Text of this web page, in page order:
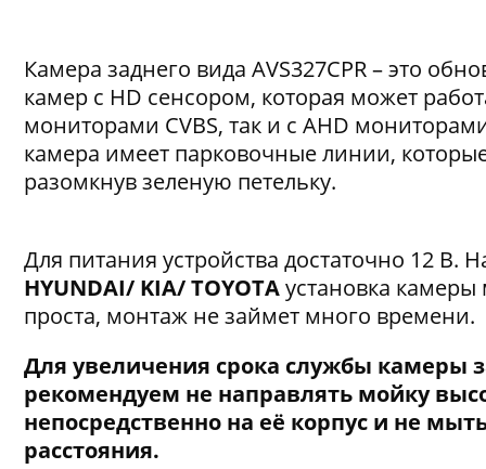
Камера заднего вида AVS327CPR – это
камер с HD сенсором, которая может
мониторами CVBS, так и с AHD
камера имеет парковочные линии,
разомкнув зеленую петельку.
Для питания устройства достаточно 12 В.
HYUNDAI/ KIA/ TOYOTAустановка
проста, монтаж не займет много времени.
Для увеличения срока службы камеры
рекомендуем не направлять мойку
непосредственно на её корпус и не
расстояния.